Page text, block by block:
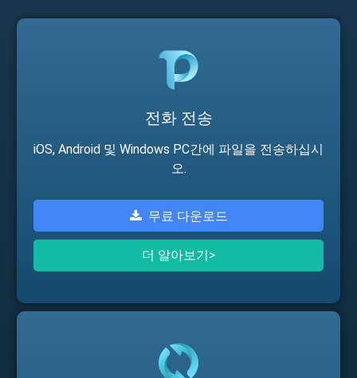
전화 전송
iOS, Android 및 Windows PC간에 파일을 전송하십시
오.
무료 다운로드
더 알아보기>